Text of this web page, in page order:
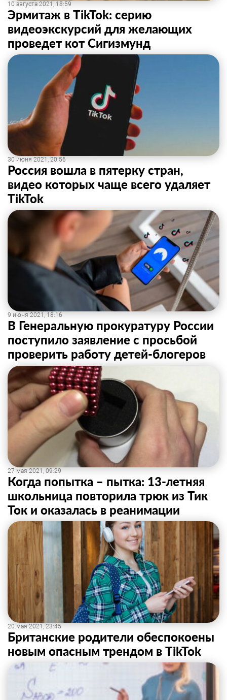
10 августа 2021, 18:59
Эрмитаж в TikTok: серию
видеоэкскурсий для желающих
проведет кот Сигизмунд
30 июня 2021, 20:56
Россия вошла в пятерку стран,
видео которых чаще всего удаляет
TikTok
9 июня 2021, 18:16
В Генеральную прокуратуру России
поступило заявление с просьбой
проверить работу детей-блогеров
27 мая 2021, 09:29
Когда попытка – пытка: 13-летняя
школьница повторила трюк из Тик
Ток и оказалась в реанимации
20 мая 2021, 23:45
Британские родители обеспокоены
новым опасным трендом в TikTok